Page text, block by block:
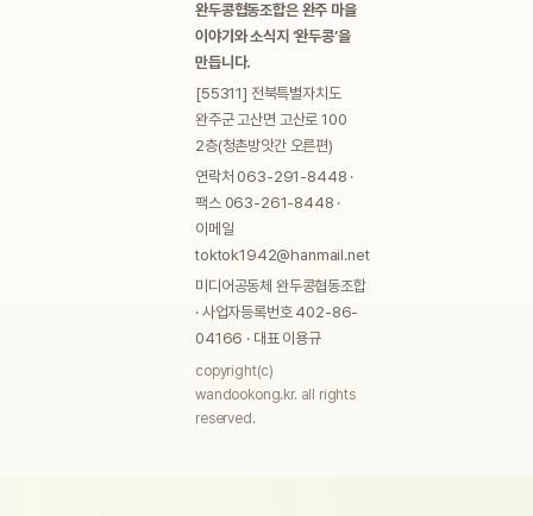
완두콩협동조합은 완주 마을
이야기와 소식지 ‘완두콩’을
만듭니다.
[55311] 전북특별자치도
완주군 고산면 고산로 100
2층(청촌방앗간 오른편)
연락처 063-291-8448 ·
팩스 063-261-8448 ·
이메일
toktok1942@hanmail.net
미디어공동체 완두콩협동조합
· 사업자등록번호 402-86-
04166 · 대표 이용규
copyright(c)
wandookong.kr. all rights
reserved.